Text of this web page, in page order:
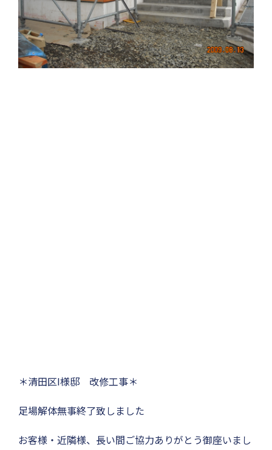
＊清田区I様邸 改修工事＊
足場解体無事終了致しました
お客様・近隣様、長い間ご協力ありがとう御座いまし